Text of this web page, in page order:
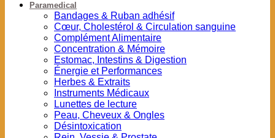
Paramedical
Bandages & Ruban adhésif
Cœur, Cholestérol & Circulation sanguine
Complément Alimentaire
Concentration & Mémoire
Estomac, Intestins & Digestion
Énergie et Performances
Herbes & Extraits
Instruments Médicaux
Lunettes de lecture
Peau, Cheveux & Ongles
Désintoxication